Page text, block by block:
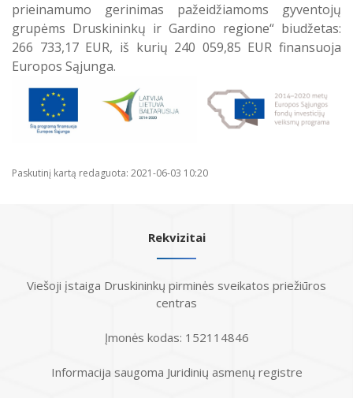
prieinamumo gerinimas pažeidžiamoms gyventojų
grupėms Druskininkų ir Gardino regione“ biudžetas:
266 733,17 EUR, iš kurių 240 059,85 EUR finansuoja
Europos Sąjunga.
Paskutinį kartą redaguota: 2021-06-03 10:20
Rekvizitai
Viešoji įstaiga Druskininkų pirminės sveikatos priežiūros
centras
Įmonės kodas: 152114846
Informacija saugoma Juridinių asmenų registre